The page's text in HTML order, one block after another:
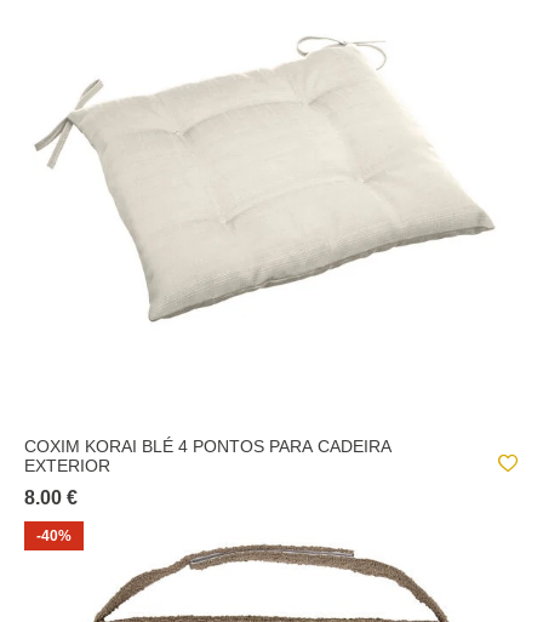
COXIM KORAI BLÉ 4 PONTOS PARA CADEIRA
EXTERIOR
8.00 €
-40%